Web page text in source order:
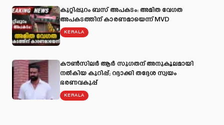
കുറ്റിപ്പുറം ബസ് അപകടം: അമിത വേഗത
അപകടത്തിന് കാരണമായെന്ന് MVD
KERALA
കൗൺസിലർ ആർ സുഗതന് അനുകൂലമായി
നല്‍കിയ കുറിപ്പ്; റദ്ദാക്കി തദ്ദേശ സ്വയം
ഭരണവകുപ്പ്
KERALA